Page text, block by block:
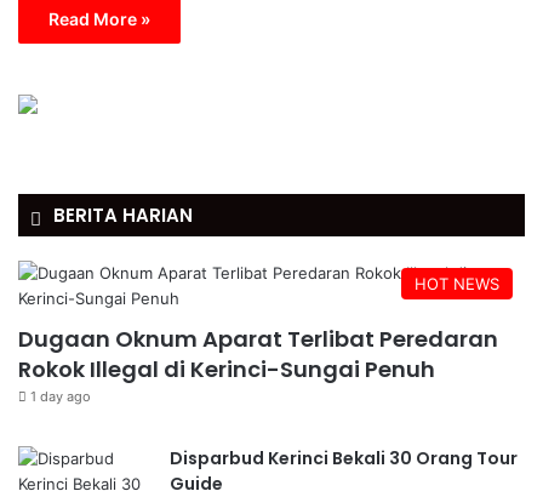
Read More »
BERITA HARIAN
HOT NEWS
Dugaan Oknum Aparat Terlibat Peredaran
Rokok Illegal di Kerinci-Sungai Penuh
1 day ago
Disparbud Kerinci Bekali 30 Orang Tour
Guide